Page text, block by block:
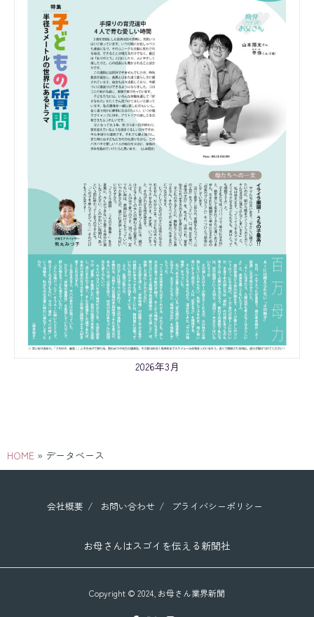
2026年3月
HOME » データベース
会社概要 お問い合わせ プライバシーポリシー
お母さんはスゴイを伝える新聞社
Copyright © 2024, お母さん業界新聞